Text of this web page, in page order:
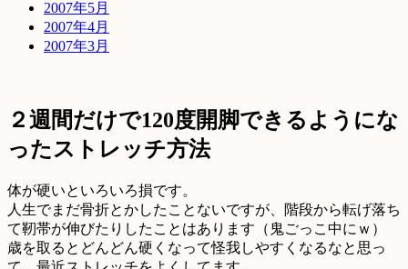
2007年5月
2007年4月
2007年3月
２週間だけで120度開脚できるようにな
ったストレッチ方法
体が硬いといろいろ損です。
人生でまだ骨折とかしたことないですが、階段から転げ落ち
て靭帯が伸びたりしたことはあります（鬼ごっこ中にｗ）
歳を取るとどんどん硬くなって怪我しやすくなるなと思っ